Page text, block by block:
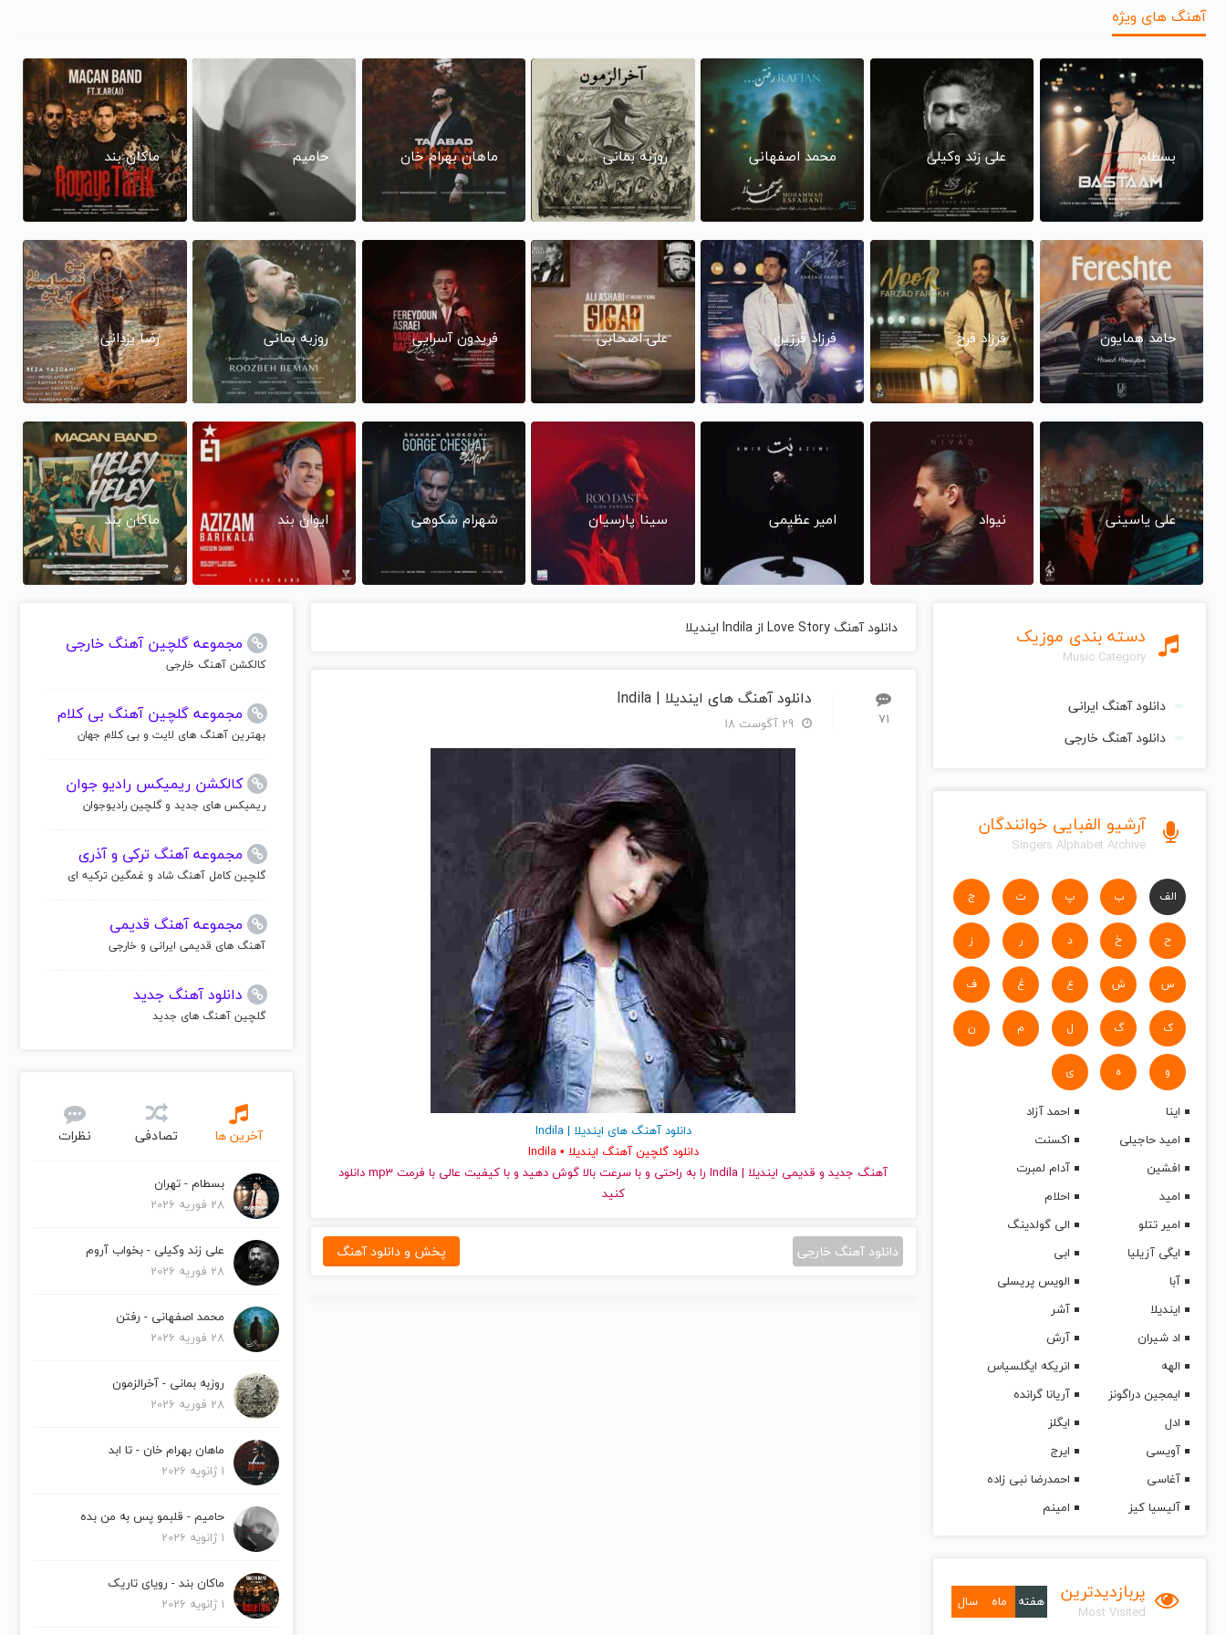
آهنگ های ویژه
بسطام علی زند وکیلی محمد اصفهانی روزبه بمانی ماهان بهرام خان حامیم ماکان بند
حامد همایون فرزاد فرخ فرزاد فرزین علی اصحابی فریدون آسرایی روزبه بمانی رضا یزدانی
علی یاسینی نیواد امیر عظیمی سینا پارسیان شهرام شکوهی ایوان بند ماکان بند
دسته بندی موزیک
Music Category
دانلود آهنگ ایرانی
دانلود آهنگ خارجی
آرشیو الفبایی خوانندگان
Singers Alphabet Archive
الف ب پ ت ج
ح خ د ر ز
س ش ع غ ف
ک گ ل م ن
و ه ی
اینا
احمد آزاد
امید حاجیلی
اکسنت
افشین
آدام لمبرت
امید
احلام
امیر تتلو
الی گولدینگ
ایگی آزیلیا
ابی
آبا
الویس پریسلی
ایندیلا
آشر
اد شیران
آرش
الهه
انریکه ایگلسیاس
ایمجین دراگونز
آریانا گرانده
ادل
ایگلز
آویسی
ایرج
آغاسی
احمدرضا نبی زاده
آلیسیا کیز
امینم
پربازدیدترین
Most Visited
هفته ماه سال
دانلود آهنگ Love Story از Indila ایندیلا
71
دانلود آهنگ های ایندیلا | Indila
دانلود آهنگ های ایندیلا | Indila
دانلود گلچین آهنگ ایندیلا • Indila
آهنگ جدید
و قدیمی ایندیلا | Indila را به راحتی و با سرعت بالا گوش دهید و با کیفیت عالی با فرمت mp3 دانلود
کنید
دانلود آهنگ خارجی پخش و دانلود آهنگ
مجموعه گلچین آهنگ خارجی
کالکشن آهنگ خارجی
مجموعه گلچین آهنگ بی کلام
بهترین آهنگ های لایت و بی کلام جهان
کالکشن ریمیکس رادیو جوان
ریمیکس های جدید و گلچین رادیوجوان
مجموعه آهنگ ترکی و آذری
گلچین کامل آهنگ شاد و غمگین ترکیه ای
مجموعه آهنگ قدیمی
آهنگ های قدیمی ایرانی و خارجی
دانلود آهنگ جدید
گلچین آهنگ های جدید
آخرین ها تصادفی نظرات
بسطام - تهران
28 فوریه 2026
علی زند وکیلی - بخواب آروم
28 فوریه 2026
محمد اصفهانی - رفتن
28 فوریه 2026
روزبه بمانی - آخرالزمون
28 فوریه 2026
ماهان بهرام خان - تا ابد
1 ژانویه 2026
حامیم - قلبمو پس به من بده
1 ژانویه 2026
ماکان بند - رویای تاریک
1 ژانویه 2026